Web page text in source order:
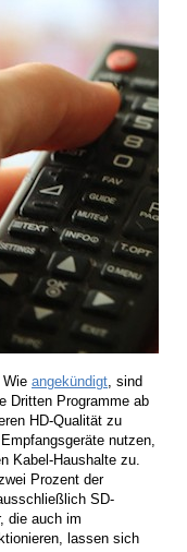
Wie angekündigt , sind
Dritten Programme ab
HD-Qualität zu
nutzen,
Kabel-Haushalte zu.
Prozent der
SD-
die auch im
lassen sich